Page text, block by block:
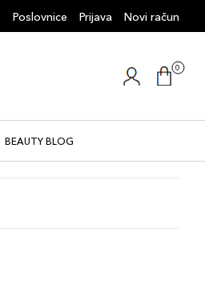
Poslovnice Prijava Novi račun
0
BEAUTY BLOG